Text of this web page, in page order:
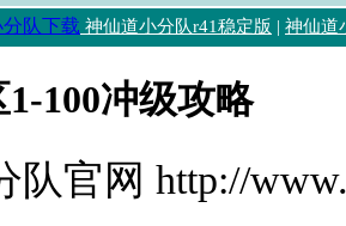
队下载 神仙道小分队r41稳定版 | 神仙道
100冲级攻略
队官网 http://